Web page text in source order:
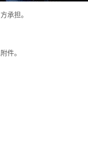
承担。
件。